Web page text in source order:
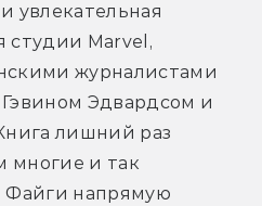
увлекательная
студии Marvel,
журналистами
Эдвардсом и
лишний раз
многие и так
Файги напрямую